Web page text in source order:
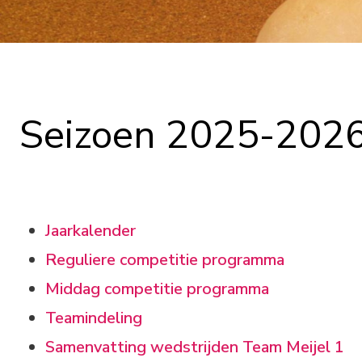
Seizoen 2025-
Jaarkalender
Reguliere competitie programma
Middag competitie programma
Teamindeling
Samenvatting wedstrijden Team Meijel 1